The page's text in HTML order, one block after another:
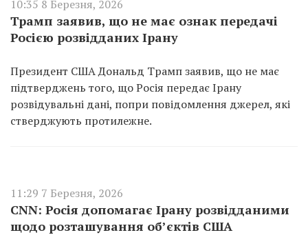
10:35 8 Березня, 2026
Трамп заявив, що не має ознак передачі
Росією розвідданих Ірану
Президент США Дональд Трамп заявив, що не має
підтверджень того, що Росія передає Ірану
розвідувальні дані, попри повідомлення джерел, які
стверджують протилежне.
11:29 7 Березня, 2026
CNN: Росія допомагає Ірану розвідданими
щодо розташування об’єктів США